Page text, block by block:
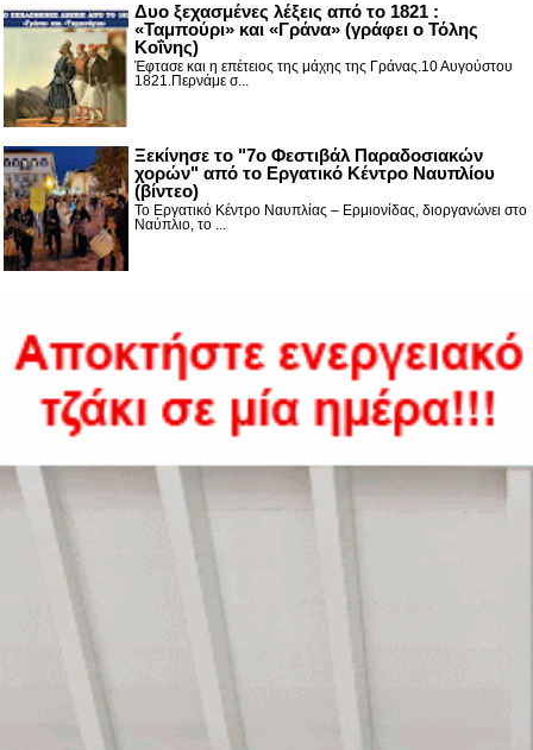
Δυο ξεχασμένες λέξεις από το 1821 :
«Ταμπούρι» και «Γράνα» (γράφει ο Τόλης
Κοΐνης)
Έφτασε και η επέτειος της μάχης της Γράνας.10 Αυγούστου
1821.Περνάμε σ...
Ξεκίνησε το "7ο Φεστιβάλ Παραδοσιακών
χορών" από το Εργατικό Κέντρο Ναυπλίου
(βίντεο)
Το Εργατικό Κέντρο Ναυπλίας – Ερμιονίδας, διοργανώνει στο
Ναύπλιο, το ...